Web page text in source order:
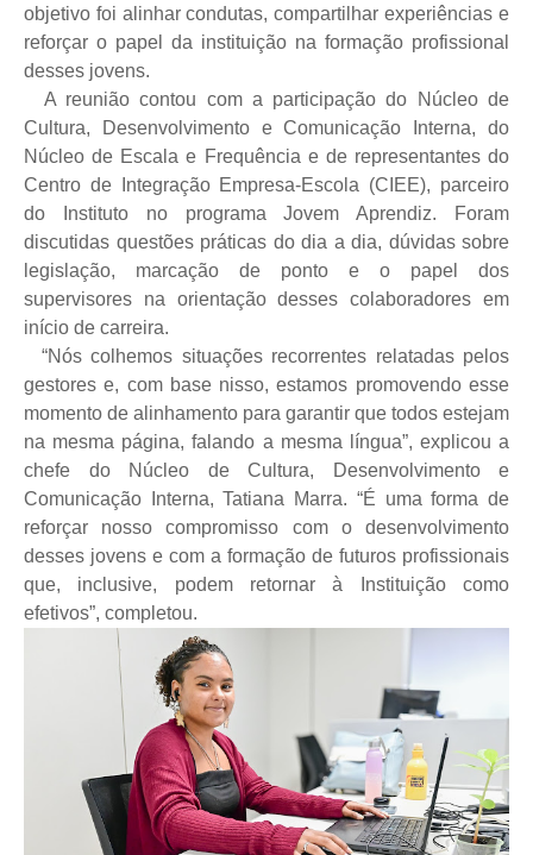
objetivo foi alinhar condutas, compartilhar experiências e
reforçar o papel da instituição na formação profissional
desses jovens.
A reunião contou com a participação do Núcleo de
Cultura, Desenvolvimento e Comunicação Interna, do
Núcleo de Escala e Frequência e de representantes do
Centro de Integração Empresa-Escola (CIEE), parceiro
do Instituto no programa Jovem Aprendiz. Foram
discutidas questões práticas do dia a dia, dúvidas sobre
legislação, marcação de ponto e o papel dos
supervisores na orientação desses colaboradores em
início de carreira.
“Nós colhemos situações recorrentes relatadas pelos
gestores e, com base nisso, estamos promovendo esse
momento de alinhamento para garantir que todos estejam
na mesma página, falando a mesma língua”, explicou a
chefe do Núcleo de Cultura, Desenvolvimento e
Comunicação Interna, Tatiana Marra. “É uma forma de
reforçar nosso compromisso com o desenvolvimento
desses jovens e com a formação de futuros profissionais
que, inclusive, podem retornar à Instituição como
efetivos”, completou.